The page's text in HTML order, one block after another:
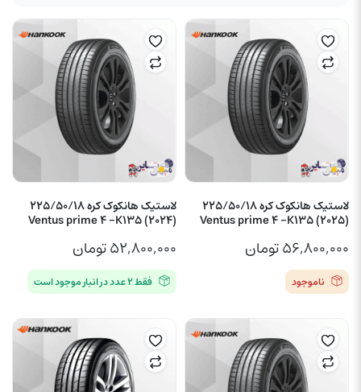
لاستیک هانکوک کره 225/50/18
(2025) Ventus prime 4 -K135
۵۶,۸۰۰,۰۰۰تومان
ناموجود
لاستیک هانکوک کره 225/50/18
(2024) Ventus prime 4 -K135
۵۲,۸۰۰,۰۰۰تومان
فقط ۲ عدد در انبار موجود است